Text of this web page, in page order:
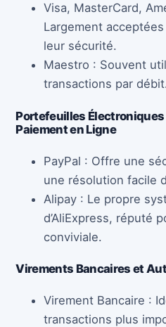
Visa, MasterCard,
Largement
leur sécurité.
Maestro : Souvent
transactions par
Portefeuilles
Paiement en Ligne
PayPal : Offre une
une résolution facile
Alipay : Le propre
d’AliExpress, réputé
conviviale.
Virements Bancaires et
Virement Bancaire :
transactions plus